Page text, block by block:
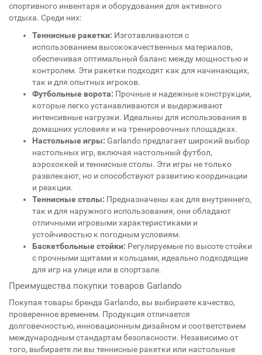
спортивного инвентаря и оборудования для активного
отдыха. Среди них:
Теннисные ракетки: Изготавливаются с
использованием высококачественных материалов,
обеспечивая оптимальный баланс между мощностью и
контролем. Эти ракетки подходят как для начинающих,
так и для опытных игроков.
Футбольные ворота: Прочные и надежные конструкции,
которые легко устанавливаются и выдерживают
интенсивные нагрузки. Идеальны для использования в
домашних условиях и на тренировочных площадках.
Настольные игры: Garlando предлагает широкий выбор
настольных игр, включая настольный футбол,
аэрохоккей и теннисные столы. Эти игры не только
развлекают, но и способствуют развитию координации
и реакции.
Теннисные столы: Предназначены как для внутреннего,
так и для наружного использования, они обладают
отличными игровыми характеристиками и
устойчивостью к погодным условиям.
Баскетбольные стойки: Регулируемые по высоте стойки
с прочными щитами и кольцами, идеально подходящие
для игр на улице или в спортзале.
Преимущества покупки товаров Garlando
Покупая товары бренда Garlando, вы выбираете качество,
проверенное временем. Продукция отличается
долговечностью, инновационным дизайном и соответствием
международным стандартам безопасности. Независимо от
того, выбираете ли вы теннисные ракетки или настольные